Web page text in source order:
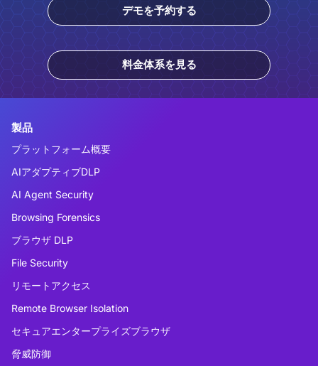
デモを予約する
料金体系を見る
製品
プラットフォーム概要
AIアダプティブDLP
AI Agent Security
Browsing Forensics
ブラウザ DLP
File Security
リモートアクセス
Remote Browser Isolation
セキュアエンタープライズブラウザ
脅威防御